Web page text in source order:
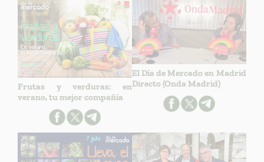
Frutas y verduras: en
verano, tu mejor compañía
El Día de Mercado en Madrid
Directo (Onda Madrid)